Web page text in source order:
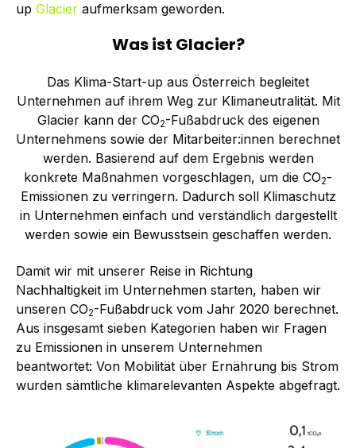
up Glacier aufmerksam geworden.
Was ist Glacier?
Das Klima-Start-up aus Österreich begleitet
Unternehmen auf ihrem Weg zur Klimaneutralität. Mit
Glacier kann der CO2-Fußabdruck des eigenen
Unternehmens sowie der Mitarbeiter:innen berechnet
werden. Basierend auf dem Ergebnis werden
konkrete Maßnahmen vorgeschlagen, um die CO2-
Emissionen zu verringern. Dadurch soll Klimaschutz
in Unternehmen einfach und verständlich dargestellt
werden sowie ein Bewusstsein geschaffen werden.
Damit wir mit unserer Reise in Richtung
Nachhaltigkeit im Unternehmen starten, haben wir
unseren CO2-Fußabdruck vom Jahr 2020 berechnet.
Aus insgesamt sieben Kategorien haben wir Fragen
zu Emissionen in unserem Unternehmen
beantwortet: Von Mobilität über Ernährung bis Strom
wurden sämtliche klimarelevanten Aspekte abgefragt.